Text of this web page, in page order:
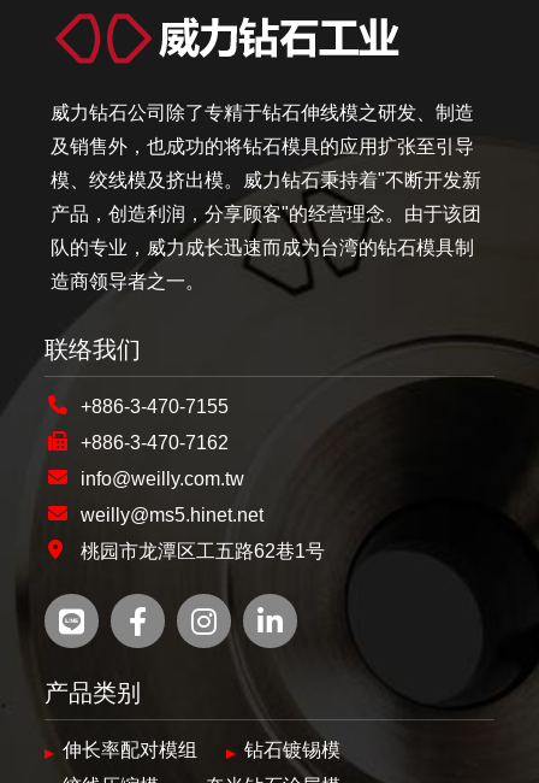
威力钻石公司除了专精于钻石伸线模之研发、制造
及销售外，也成功的将钻石模具的应用扩张至引导
模、绞线模及挤出模。威力钻石秉持着"不断开发新
产品，创造利润，分享顾客"的经营理念。由于该团
队的专业，威力成长迅速而成为台湾的钻石模具制
造商领导者之一。
联络我们
+886-3-470-7155
+886-3-470-7162
info@weilly.com.tw
weilly@ms5.hinet.net
桃园市龙潭区工五路62巷1号
产品类别
伸长率配对模组
钻石镀锡模